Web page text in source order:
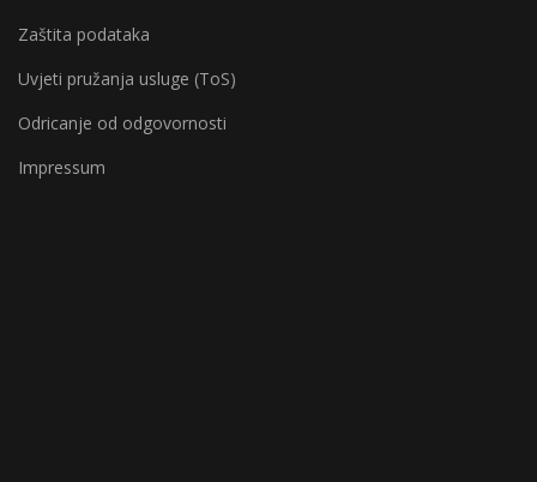
Zaštita podataka
Uvjeti pružanja usluge (ToS)
Odricanje od odgovornosti
Impressum